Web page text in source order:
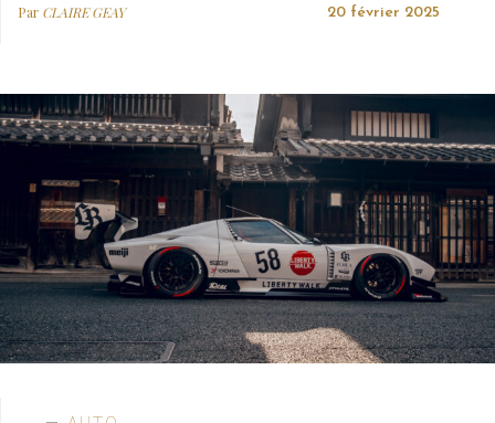
Par CLAIRE GEAY 20 février 2025